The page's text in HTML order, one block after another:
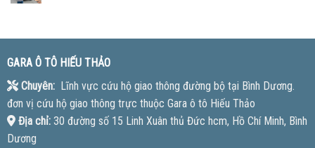
GARA Ô TÔ HIẾU THẢO
Chuyên:Lĩnh vực cứu hộ giao thông đường bộ tại Bình Dương.
đơn vị cứu hộ giao thông trực thuộc Gara ô tô Hiếu Thảo
Địa chỉ:30 đường số 15 Linh Xuân thủ Đức hcm, Hồ Chí Minh, Bình
Dương